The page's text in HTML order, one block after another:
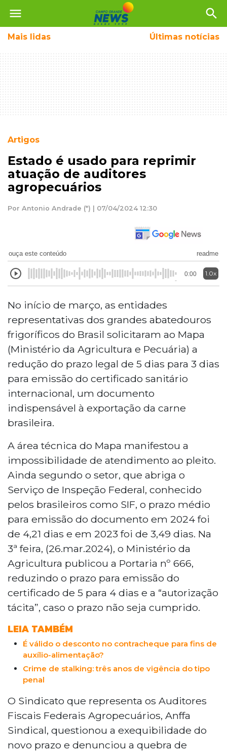
menu search
Mais lidas Últimas notícias
Artigos
Estado é usado para reprimir
atuação de auditores
agropecuários
Por Antonio Andrade (*) | 07/04/2024 12:30
ouça este conteúdo readme
0:00 1.0x
No início de março, as entidades
representativas dos grandes abatedouros
frigoríficos do Brasil solicitaram ao Mapa
(Ministério da Agricultura e Pecuária) a
redução do prazo legal de 5 dias para 3 dias
para emissão do certificado sanitário
internacional, um documento
indispensável à exportação da carne
brasileira.
A área técnica do Mapa manifestou a
impossibilidade de atendimento ao pleito.
Ainda segundo o setor, que abriga o
Serviço de Inspeção Federal, conhecido
pelos brasileiros como SIF, o prazo médio
para emissão do documento em 2024 foi
de 4,21 dias e em 2023 foi de 3,49 dias. Na
3ª feira, (26.mar.2024), o Ministério da
Agricultura publicou a Portaria nº 666,
reduzindo o prazo para emissão do
certificado de 5 para 4 dias e a “autorização
tácita”, caso o prazo não seja cumprido.
LEIA TAMBÉM
É válido o desconto no contracheque para fins de
auxílio-alimentação?
Crime de stalking: três anos de vigência do tipo
penal
O Sindicato que representa os Auditores
Fiscais Federais Agropecuários, Anffa
Sindical, questionou a exequibilidade do
novo prazo e denunciou a quebra de